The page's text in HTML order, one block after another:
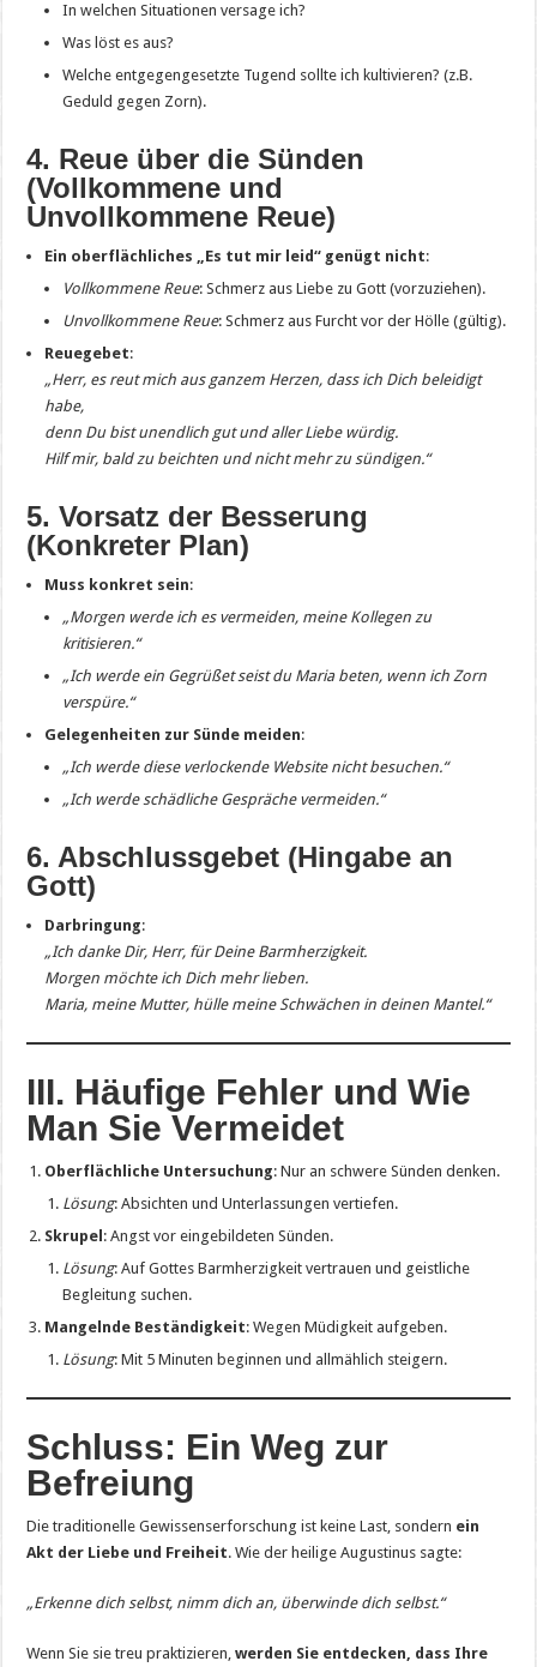
In welchen Situationen versage ich?
Was löst es aus?
Welche entgegengesetzte Tugend sollte ich kultivieren? (z.B.
Geduld gegen Zorn).
4. Reue über die Sünden
(Vollkommene und
Unvollkommene Reue)
Ein oberflächliches „Es tut mir leid“ genügt nicht:
Vollkommene Reue: Schmerz aus Liebe zu Gott (vorzuziehen).
Unvollkommene Reue: Schmerz aus Furcht vor der Hölle (gültig).
Reuegebet:
„Herr, es reut mich aus ganzem Herzen, dass ich Dich beleidigt
habe,
denn Du bist unendlich gut und aller Liebe würdig.
Hilf mir, bald zu beichten und nicht mehr zu sündigen.“
5. Vorsatz der Besserung
(Konkreter Plan)
Muss konkret sein:
„Morgen werde ich es vermeiden, meine Kollegen zu
kritisieren.“
„Ich werde ein Gegrüßet seist du Maria beten, wenn ich Zorn
verspüre.“
Gelegenheiten zur Sünde meiden:
„Ich werde diese verlockende Website nicht besuchen.“
„Ich werde schädliche Gespräche vermeiden.“
6. Abschlussgebet (Hingabe an
Gott)
Darbringung:
„Ich danke Dir, Herr, für Deine Barmherzigkeit.
Morgen möchte ich Dich mehr lieben.
Maria, meine Mutter, hülle meine Schwächen in deinen Mantel.“
III. Häufige Fehler und Wie
Man Sie Vermeidet
Oberflächliche Untersuchung: Nur an schwere Sünden denken.
Lösung: Absichten und Unterlassungen vertiefen.
Skrupel : Angst vor eingebildeten Sünden.
Lösung: Auf Gottes Barmherzigkeit vertrauen und geistliche
Begleitung suchen.
Mangelnde Beständigkeit: Wegen Müdigkeit aufgeben.
Lösung: Mit 5 Minuten beginnen und allmählich steigern.
Schluss: Ein Weg zur
Befreiung
Die traditionelle Gewissenserforschung ist keine Last, sondern ein
Akt der Liebe und Freiheit. Wie der heilige Augustinus sagte:
„Erkenne dich selbst, nimm dich an, überwinde dich selbst.“
Wenn Sie sie treu praktizieren,werden Sie entdecken, dass Ihre